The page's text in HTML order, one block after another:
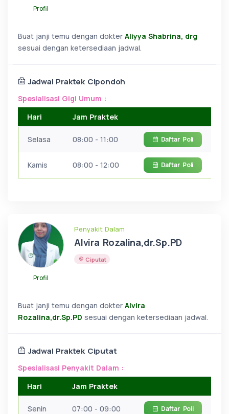
Profil
Buat janji temu dengan dokter Aliyya Shabrina, drg
sesuai dengan ketersediaan jadwal.
Jadwal Praktek Cipondoh
Spesialisasi Gigi Umum :
Hari
Jam Praktek
Selasa 08:00 - 11:00 Daftar Poli
Kamis 08:00 - 12:00 Daftar Poli
Profil
Penyakit Dalam
Alvira Rozalina,dr.Sp.PD
Ciputat
Buat janji temu dengan dokter Alvira
Rozalina,dr.Sp.PD sesuai dengan ketersediaan jadwal.
Jadwal Praktek Ciputat
Spesialisasi Penyakit Dalam :
Hari
Jam Praktek
Senin 07:00 - 09:00 Daftar Poli